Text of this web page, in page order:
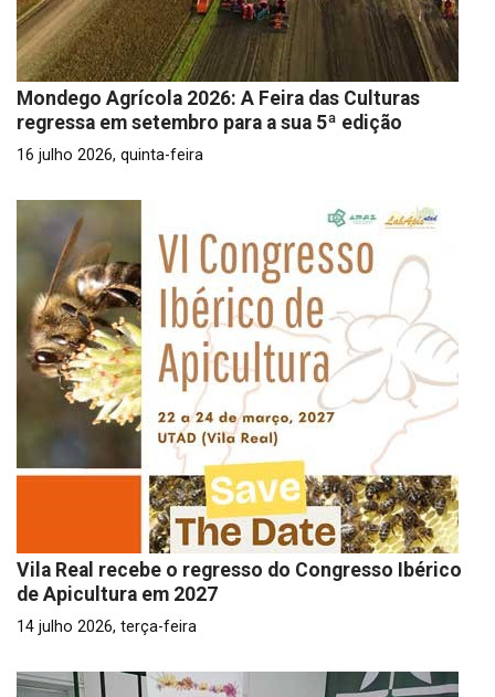
Mondego Agrícola 2026: A Feira das Culturas
regressa em setembro para a sua 5ª edição
16 julho 2026, quinta-feira
Vila Real recebe o regresso do Congresso Ibérico
de Apicultura em 2027
14 julho 2026, terça-feira